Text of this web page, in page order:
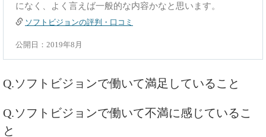
になく、よく言えば一般的な内容かなと思います。
ソフトビジョンの評判・口コミ
公開日：2019年8月
Q.ソフトビジョンで働いて満足していること
Q.ソフトビジョンで働いて不満に感じているこ
と